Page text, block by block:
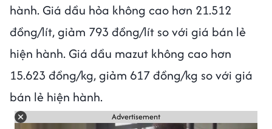
hành. Giá dầu hỏa không cao hơn 21.512
đồng/lít, giảm 793 đồng/lít so với giá bán lẻ
hiện hành. Giá dầu mazut không cao hơn
15.623 đồng/kg, giảm 617 đồng/kg so với giá
bán lẻ hiện hành.
Advertisement